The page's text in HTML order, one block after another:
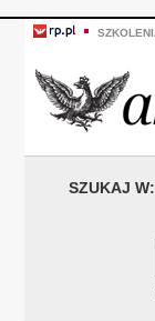
SZUKAJ W: